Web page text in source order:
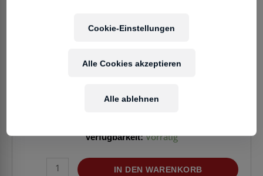
47,90€
Enthält 20% MwSt.
Verfügbarkeit: Vorrätig
DECKSAVER
IN DEN WARENKORB
Cookie-Einstellungen
Alle ablehnen
Alle Cookies akzeptieren